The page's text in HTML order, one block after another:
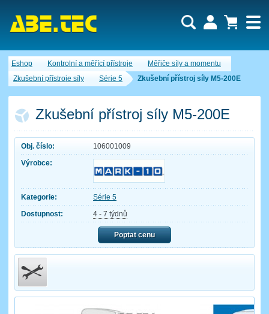
Eshop Kontrolní a měřící přístroje
Měřiče síly a momentu
Zkušební přístroje síly
Série 5 Zkušební přístroj síly M5-200E
Zkušební přístroj síly M5-200E
Obj. číslo:
106001009
Výrobce:
Kategorie:
Série 5
Dostupnost:
4 - 7 týdnů
Poptat cenu
Nákupní košík je momentálně prázdný.
Obsah košíku
Počet produktů:0
Cena celkem:0,00 CZK
Uživatel:
Heslo:
Zapomenuté heslo Nová registrace